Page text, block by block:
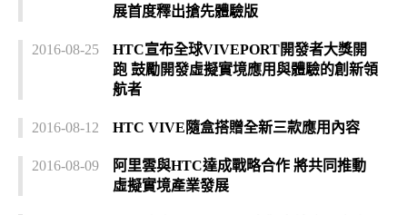
展首度釋出搶先體驗版
2016-08-25
HTC宣布全球VIVEPORT開發者大獎開
跑 鼓勵開發虛擬實境應用與體驗的創新領
航者
2016-08-12 HTC VIVE隨盒搭贈全新三款應用內容
2016-08-09
阿里雲與HTC達成戰略合作 將共同推動
虛擬實境產業發展